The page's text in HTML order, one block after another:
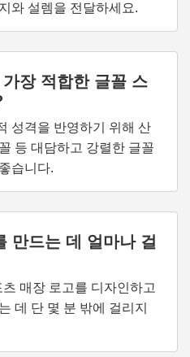
와 설렘을 전달하세요.
장 적합한 글꼴 스
성격을 반영하기 위해 산
등 대담하고 강렬한 글꼴
습니다.
만드는 데 얼마나 걸
매장 로고를 디자인하고
데 단 몇 분 밖에 걸리지